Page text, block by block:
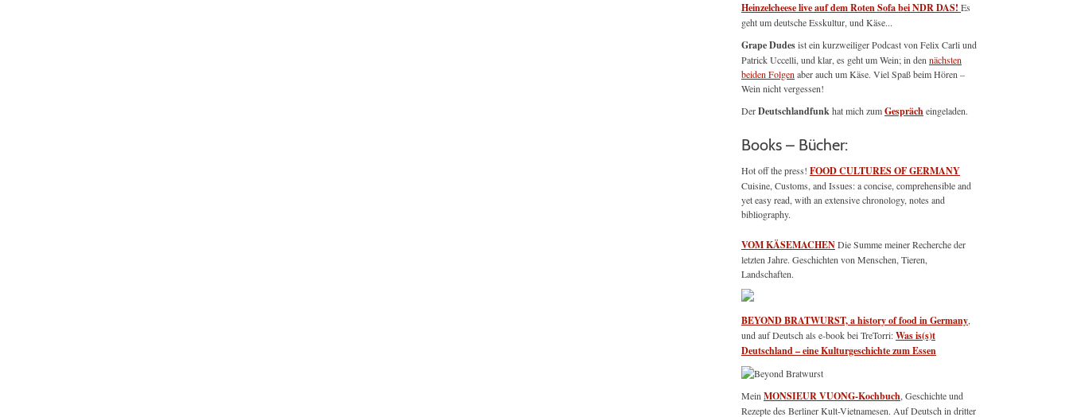
Heinzelcheese live auf dem Roten Sofa bei NDR DAS! Es
geht um deutsche Esskultur, und Käse...
Grape Dudesist ein kurzweiliger Podcast von Felix Carli und
Patrick Uccelli, und klar, es geht um Wein; in den nächsten
beiden Folgen aber auch um Käse. Viel Spaß beim Hören –
Wein nicht vergessen!
DerDeutschlandfunkhat mich zumGesprächeingeladen.
Books – Bücher:
Hot off the press! FOOD CULTURES OF GERMANY
Cuisine, Customs, and Issues: a concise, comprehensible and
yet easy read, with an extensive chronology, notes and
bibliography.
VOM KÄSEMACHENDie Summe meiner Recherche der
letzten Jahre. Geschichten von Menschen, Tieren,
Landschaften.
BEYOND BRATWURST, a history of food in Germany
und auf Deutsch als e-book bei TreTorri:Was is(s)t
Deutschland – eine Kulturgeschichte zum Essen
Mein MONSIEUR VUONG-Kochbuch , Geschichte und
Rezepte des Berliner Kult-Vietnamesen. Auf Deutsch in dritter